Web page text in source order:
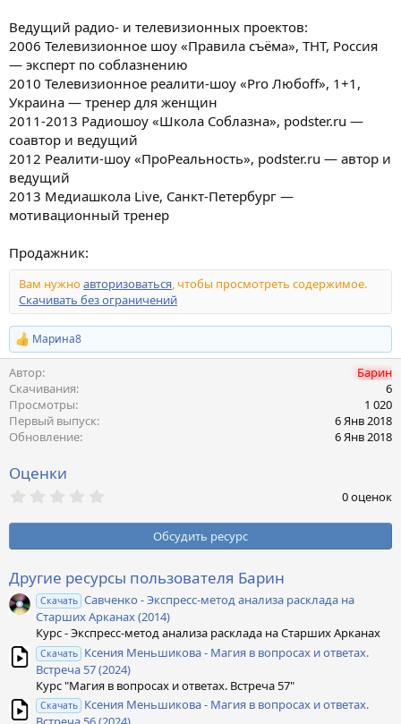
Ведущий радио- и телевизионных проектов:
2006 Телевизионное шоу «Правила съёма», ТНТ, Россия
— эксперт по соблазнению
2010 Телевизионное реалити-шоу «Pro Любoff», 1+1,
Украина — тренер для женщин
2011-2013 Радиошоу «Школа Соблазна», podster.ru —
соавтор и ведущий
2012 Реалити-шоу «ПроРеальность», podster.ru — автор и
ведущий
2013 Медиашкола Live, Санкт-Петербург —
мотивационный тренер
Продажник:
Вам нужноавторизоваться, чтобы просмотреть содержимое.
Скачивать без ограничений
Р
е
а
к
ц
и
и
:
Марина8
Автор
Барин
Скачивания
6
Просмотры
1 020
Первый выпуск
6 Янв 2018
Обновление
6 Янв 2018
Оценки
0
з
ё
з
д
0 оценок
Обсудить ресурс
Другие ресурсы пользователя Барин
Скачать Савченко - Экспресс-метод анализа расклада на
Старших Арканах (2014)
Курс - Экспресс-метод анализа расклада на Старших Арканах
Скачать Ксения Меньшикова - Магия в вопросах и ответах.
Встреча 57 (2024)
Курс "Магия в вопросах и ответах. Встреча 57"
Скачать Ксения Меньшикова - Магия в вопросах и ответах.